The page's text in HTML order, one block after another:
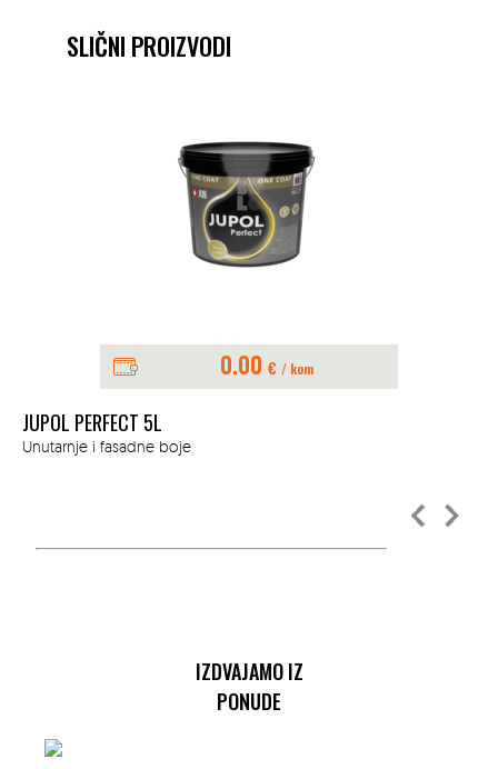
SLIČNI PROIZVODI
0.00 € / kom
JUPOL PERFECT 5L
Unutarnje i fasadne boje
IZDVAJAMO IZ
PONUDE